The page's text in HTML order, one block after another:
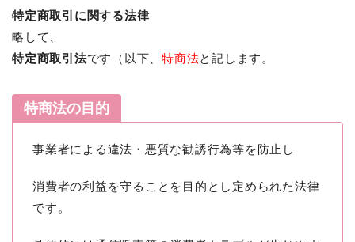
特定商取引に関する法律
略して、
特定商取引法です（以下、特商法と記します。
特商法の目的
事業者による違法・悪質な勧誘行為等を防止し
消費者の利益を守ることを目的とし定められた法律
です。